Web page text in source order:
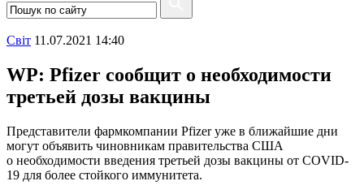
Свiт 11.07.2021 14:40
WP: Pfizer сообщит о необходимости
третьей дозы вакцины
Представители фармкомпании Pfizer уже в ближайшие дни
могут объявить чиновникам правительства США
о необходимости введения третьей дозы вакцины от COVID-
19 для более стойкого иммунитета.